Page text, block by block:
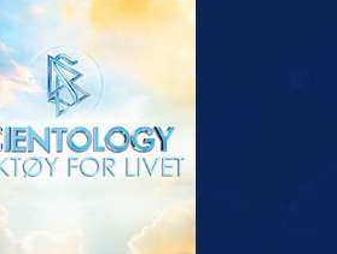
UTFORSK SERIEN